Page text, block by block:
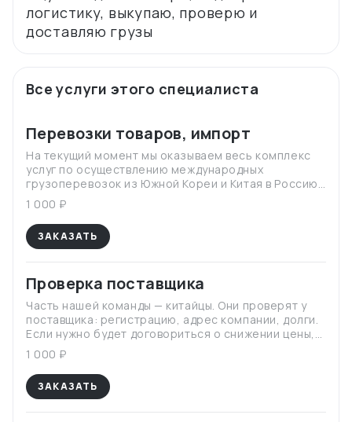
логистику, выкупаю, проверю и
Все услуги этого специалиста
Перевозки товаров, импорт
На текущий момент мы оказываем весь комплекс
услуг по осуществлению международных
грузоперевозок из Южной Кореи и Китая в Россию,
также организуем экспортные грузоперевозки из
РФ.
1 000 ₽
ЗАКАЗАТЬ
Проверка поставщика
Часть нашей команды — китайцы. Они проверят у
поставщика: регистрацию, адрес компании, долги.
Если нужно будет договориться о снижении цены,
то позвонят ему и договорятся.
1 000 ₽
ЗАКАЗАТЬ